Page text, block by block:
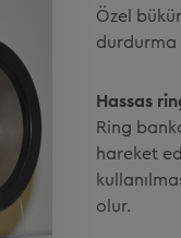
Özel
durdurma
Hassas
Ring
hareket
olur.